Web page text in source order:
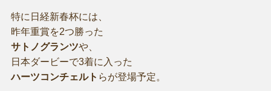
特に日経新春杯には、
昨年重賞を2つ勝った
サトノグランツや、
日本ダービーで3着に入った
ハーツコンチェルト らが登場予定。